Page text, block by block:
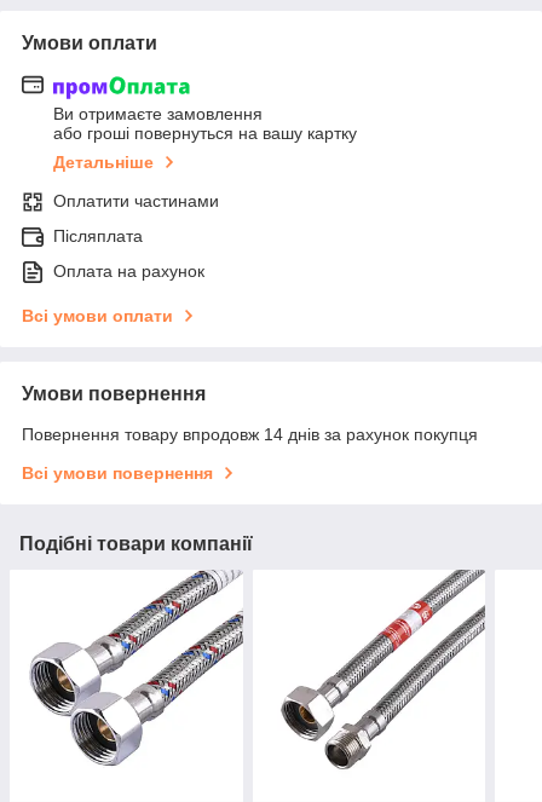
Умови оплати
Ви отримаєте замовлення
або гроші повернуться на вашу картку
Детальніше
Оплатити частинами
Післяплата
Оплата на рахунок
Всі умови оплати
Умови повернення
Повернення товару впродовж 14 днів за рахунок покупця
Всі умови повернення
Подібні товари компанії